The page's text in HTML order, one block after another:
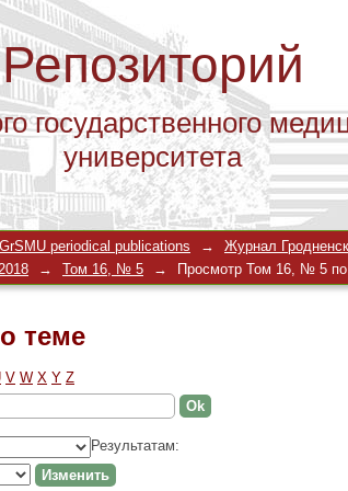
Репозиторий
государственного
университета
теме
periodical publications →
Журнал
→ Том 16, № 5 → Просмотр Том 16, № 5
теме
V W X Y Z
Результатам: